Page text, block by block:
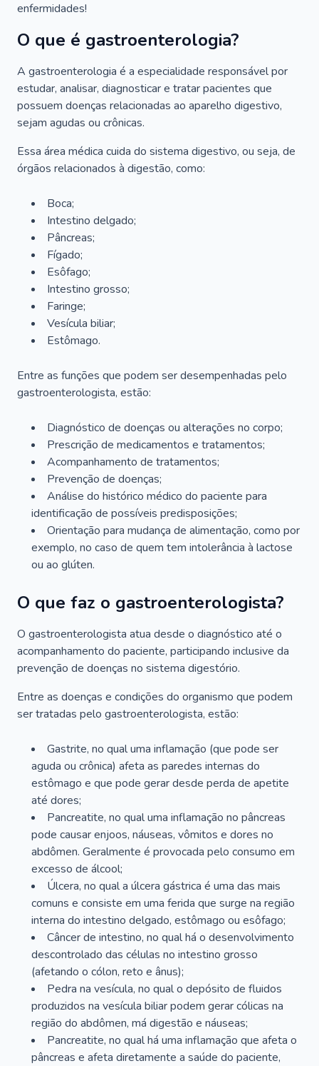
enfermidades!
O que é gastroenterologia?
A gastroenterologia é a especialidade responsável por
estudar, analisar, diagnosticar e tratar pacientes que
possuem doenças relacionadas ao aparelho digestivo,
sejam agudas ou crônicas.
Essa área médica cuida do sistema digestivo, ou seja, de
órgãos relacionados à digestão, como:
Boca;
Intestino delgado;
Pâncreas;
Fígado;
Esôfago;
Intestino grosso;
Faringe;
Vesícula biliar;
Estômago.
Entre as funções que podem ser desempenhadas pelo
gastroenterologista, estão:
Diagnóstico de doenças ou alterações no corpo;
Prescrição de medicamentos e tratamentos;
Acompanhamento de tratamentos;
Prevenção de doenças;
Análise do histórico médico do paciente para
identificação de possíveis predisposições;
Orientação para mudança de alimentação, como por
exemplo, no caso de quem tem intolerância à lactose
ou ao glúten.
O que faz o gastroenterologista?
O gastroenterologista atua desde o diagnóstico até o
acompanhamento do paciente, participando inclusive da
prevenção de doenças no sistema digestório.
Entre as doenças e condições do organismo que podem
ser tratadas pelo gastroenterologista, estão:
Gastrite, no qual uma inflamação (que pode ser
aguda ou crônica) afeta as paredes internas do
estômago e que pode gerar desde perda de apetite
até dores;
Pancreatite, no qual uma inflamação no pâncreas
pode causar enjoos, náuseas, vômitos e dores no
abdômen. Geralmente é provocada pelo consumo em
excesso de álcool;
Úlcera, no qual a úlcera gástrica é uma das mais
comuns e consiste em uma ferida que surge na região
interna do intestino delgado, estômago ou esôfago;
Câncer de intestino, no qual há o desenvolvimento
descontrolado das células no intestino grosso
(afetando o cólon, reto e ânus);
Pedra na vesícula, no qual o depósito de fluidos
produzidos na vesícula biliar podem gerar cólicas na
região do abdômen, má digestão e náuseas;
Pancreatite, no qual há uma inflamação que afeta o
pâncreas e afeta diretamente a saúde do paciente,